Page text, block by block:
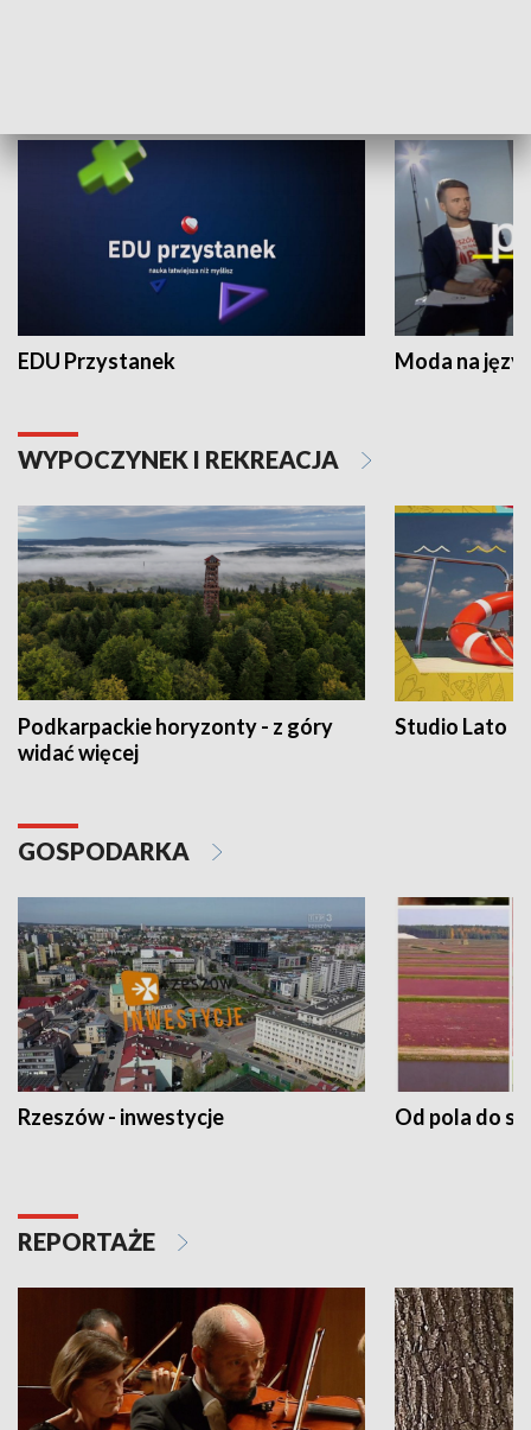
EDU Przystanek Moda na
WYPOCZYNEK I REKREACJA
Podkarpackie horyzonty - z góry
widać więcej
Studio Lato
GOSPODARKA
Rzeszów - inwestycje Od pola do
REPORTAŻE